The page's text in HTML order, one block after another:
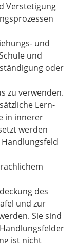
Verstetigung
und
und
oder
zu verwenden.
Lern-
in innerer
werden
des
und zur
Sie sind
ist nicht